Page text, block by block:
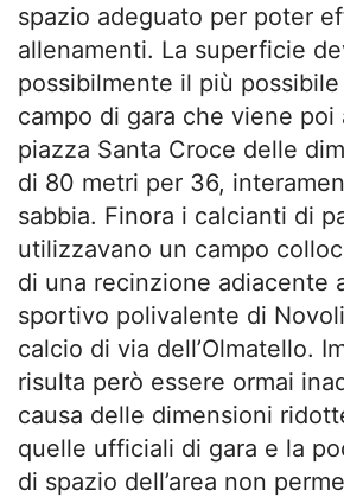
spazio adeguato per poter
allenamenti. La superficie
possibilmente il più
campo di gara che viene poi
piazza Santa Croce delle
di 80 metri per 36,
sabbia. Finora i calcianti di
utilizzavano un campo
di una recinzione adiacente
sportivo polivalente di
calcio di via dell’Olmatello.
risulta però essere ormai
causa delle dimensioni
quelle ufficiali di gara e la
di spazio dell’area non